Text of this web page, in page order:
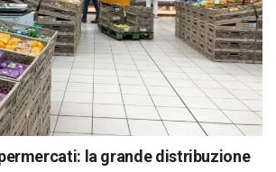
la grande distribuzione